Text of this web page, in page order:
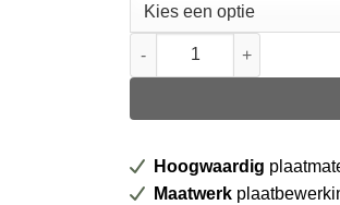
Beuken gestoomd
Hoogwaardig
Maatwerk